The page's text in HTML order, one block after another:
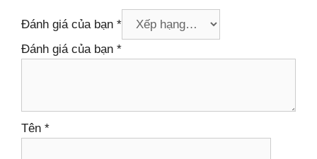
Đánh giá của bạn *
Đánh giá của bạn *
Tên *